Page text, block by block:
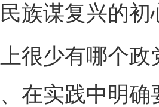
族谋复兴的
少有哪个政
在实践中明